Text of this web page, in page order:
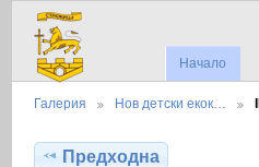
Начало
Галерия Нов детски екок…
Предходна